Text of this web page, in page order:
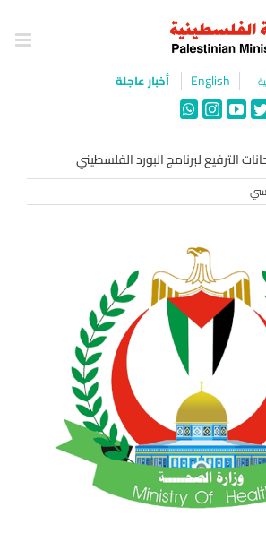
English أخبار عاجلة
Twitter
YouTube
Instagram
WhatsApp
الترفيع لبرنامج البورد الفلسطيني